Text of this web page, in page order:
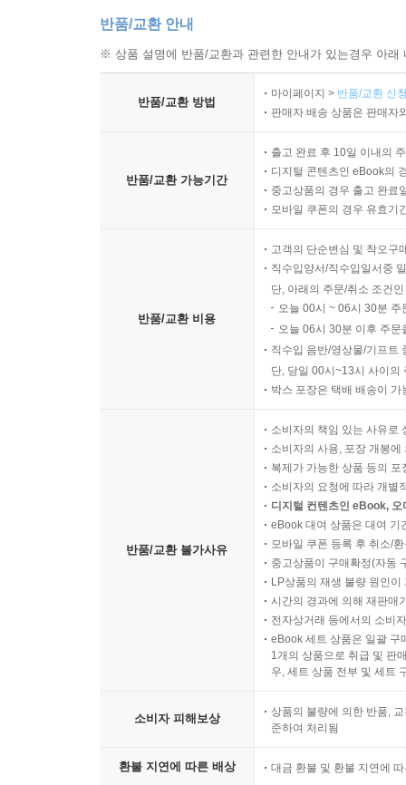
반품/교환 안내
※ 상품 설명에 반품/교환과 관련한 안내가 있는경우 아
반품/교환 방법
마이페이지 > 반품/교환 신
판매자 배송 상품은 판매자
반품/교환 가능기간
출고 완료 후 10일 이내의
디지털 콘텐츠인 eBook의
중고상품의 경우 출고 완료
모바일 쿠폰의 경우 유효기
반품/교환 비용
고객의 단순변심 및 착오구
직수입양서/직수입일서중
단, 아래의 주문/취소 조건
오늘 00시 ~ 06시 30분
오늘 06시 30분 이후 주
직수입 음반/영상물/기프트
단, 당일 00시~13시 사이의
박스 포장은 택배 배송이
반품/교환 불가사유
소비자의 책임 있는 사유로
소비자의 사용, 포장 개봉
복제가 가능한 상품 등의
소비자의 요청에 따라 개별
디지털 컨텐츠인 eBook,
eBook 대여 상품은 대여 기
모바일 쿠폰 등록 후 취소/
중고상품이 구매확정(자동
LP상품의 재생 불량 원인
시간의 경과에 의해 재판매
전자상거래 등에서의 소비
eBook 세트 상품은 일괄 구
1개의 상품으로 취급 및 판
우, 세트 상품 전부 및 세트
소비자 피해보상
상품의 불량에 의한 반품,
준하여 처리됨
환불 지연에 따른 배상 대금 환불 및 환불 지연에